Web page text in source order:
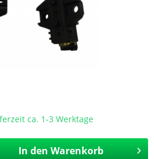
ca. 1-3 Werktage
In den Warenkorb